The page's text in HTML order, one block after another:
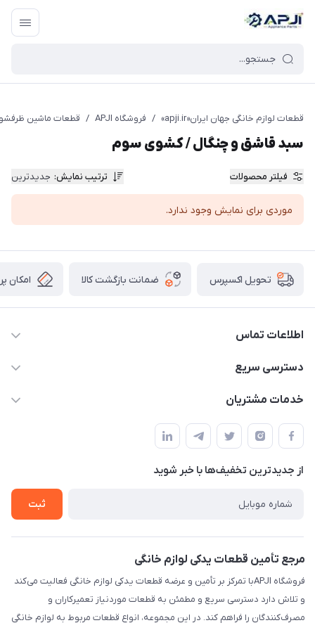
قطعات یدکی و جانبی لوازم خانگی جهان ایران
قطعات لوازم خانگی جهان ایران«apji.ir» / فروشگاه APJI / قطعات ماشین
سبد قاشق و چنگال / کشوی سوم
فیلتر محصولات ترتیب نمایش: جدیدترین
موردی برای نمایش وجود ندارد.
تحویل اکسپرس ضمانت بازگشت کالا امکان
اطلاعات تماس
09106753413
دسترسی سریع
حساب کاربری
لیست محصولات
درباره ما
خدمات مشتریان
قوانین و مقررات
حریم خصوصی
راهنما
از جدید‌ترین تخفیف‌ها با‌ خبر شوید
ثبت
مرجع تأمین قطعات یدکی لوازم خانگی
فروشگاه APJIبا تمرکز بر تأمین و عرضه قطعات یدکی لوازم خانگی فعالیت می‌کند
و تلاش دارد دسترسی سریع و مطمئن به قطعات موردنیاز تعمیرکاران و
مصرف‌کنندگان را فراهم کند. در این مجموعه، انواع قطعات مربوط به لوازم خانگی